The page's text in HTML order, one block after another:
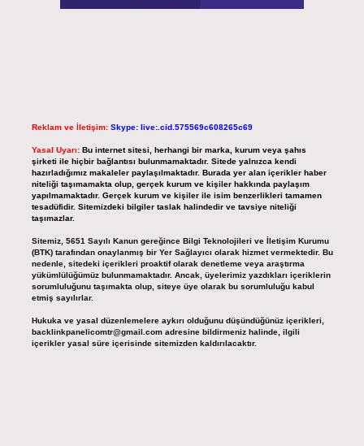
Reklam ve İletişim: Skype: live:.cid.575569c608265c69
Yasal Uyarı: Bu internet sitesi, herhangi bir marka, kurum veya şahıs
şirketi ile hiçbir bağlantısı bulunmamaktadır. Sitede yalnızca kendi
hazırladığımız makaleler paylaşılmaktadır. Burada yer alan içerikler haber
niteliği taşımamakta olup, gerçek kurum ve kişiler hakkında paylaşım
yapılmamaktadır. Gerçek kurum ve kişiler ile isim benzerlikleri tamamen
tesadüfidir. Sitemizdeki bilgiler taslak halindedir ve tavsiye niteliği
taşımazlar.
Sitemiz, 5651 Sayılı Kanun gereğince Bilgi Teknolojileri ve İletişim Kurumu
(BTK) tarafından onaylanmış bir Yer Sağlayıcı olarak hizmet vermektedir. Bu
nedenle, sitedeki içerikleri proaktif olarak denetleme veya araştırma
yükümlülüğümüz bulunmamaktadır. Ancak, üyelerimiz yazdıkları içeriklerin
sorumluluğunu taşımakta olup, siteye üye olarak bu sorumluluğu kabul
etmiş sayılırlar.
Hukuka ve yasal düzenlemelere aykırı olduğunu düşündüğünüz içerikleri,
backlinkpanelicomtr@gmail.comadresine bildirmeniz halinde, ilgili
içerikler yasal süre içerisinde sitemizden kaldırılacaktır.